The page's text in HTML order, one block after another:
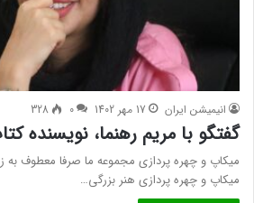
انیمیشن ایران 17 مهر 1402 0
328
گفتگو با مریم رهنما، نویسنده
میکاپ و چهره پردازی مجموعه ما صرفا معطوف به
میکاپ و چهره پردازی هنر بزرگی…